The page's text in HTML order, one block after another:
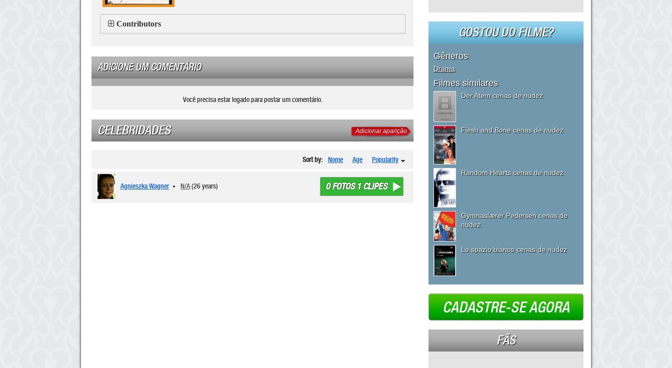
Contributors
ADICIONE UM COMENTÁRIO
Você precisa estar logado para postar um comentário.
CELEBRIDADES Adicionar aparição
Sort by: Nome Age Popularity
Agnieszka Wagner N/A(26 years) 0 FOTOS 1 CLIPES
GOSTOU DO FILME?
Gêneros
Drama
Filmes similares
Der Atem cenas de nudez
Flesh and Bone cenas de nudez
Random Hearts cenas de nudez
Gymnaslærer Pedersen cenas de
nudez
Lo spazio bianco cenas de nudez
CADASTRE-SE AGORA
FÃS